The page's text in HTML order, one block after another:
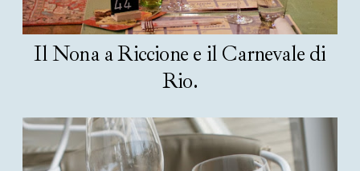
Il Nona a Riccione e il Carnevale di
Rio.